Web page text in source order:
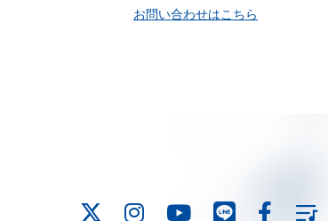
お問い合わせはこちら